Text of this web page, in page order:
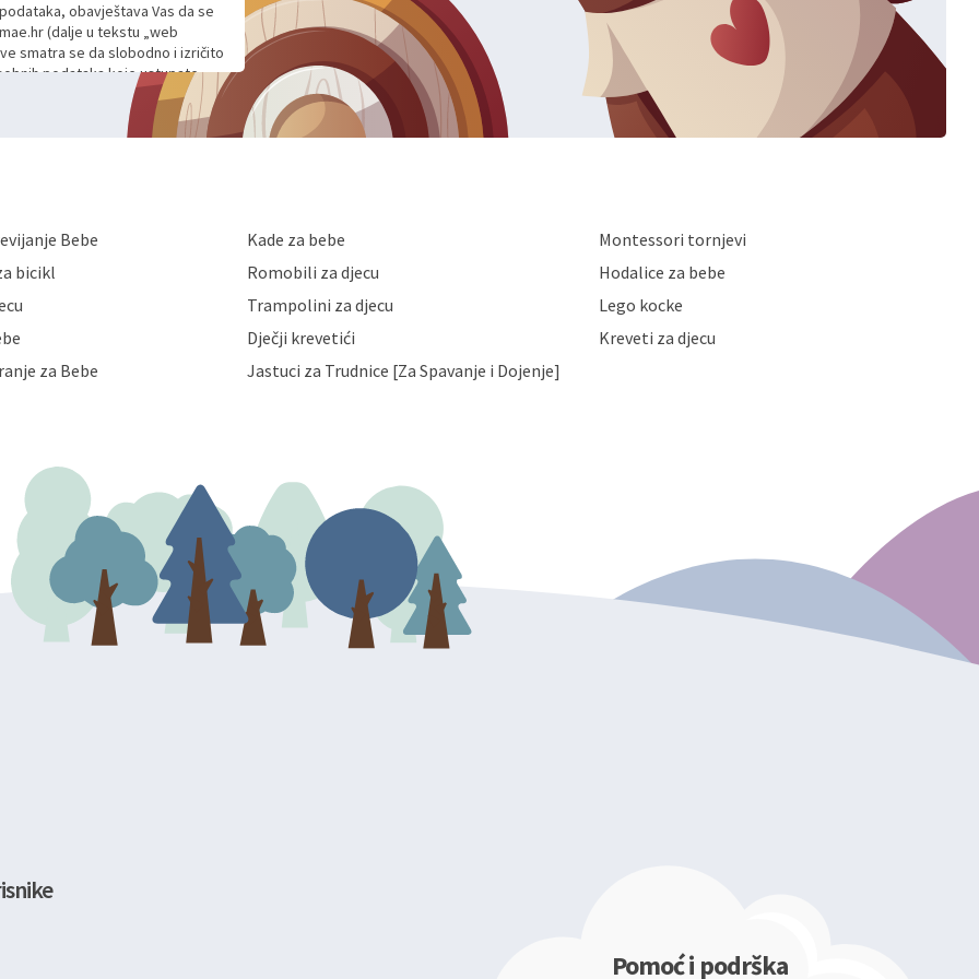
obavještava Vas da se
(dalje u tekstu „web
smatra se da slobodno i izričito
podataka koje ustupate
komunikacije na Vaš upit
davanju podataka te ovu Izjavu
osobne podatke u jednu od
koju možete pročitati
osobnih podataka od
povjerljivost Vaših osobnih
podataka samo onim svojim
Napominjemo da
i objašnjenja odustati od
osobnih podataka. Opoziv
Bebe Kade za bebe
Montessori tornjevi
bicikl Romobili za djecu
Hodalice za bebe
Trampolini za djecu
Lego kocke
Dječji krevetići
Kreveti za djecu
za Bebe Jastuci za Trudnice [Za Spavanje i Dojenje]
Pomoć i podrška